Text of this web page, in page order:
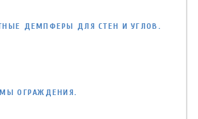
ДЕМПФЕРЫ ДЛЯ СТЕН И УГЛОВ.
ОГРАЖДЕНИЯ.